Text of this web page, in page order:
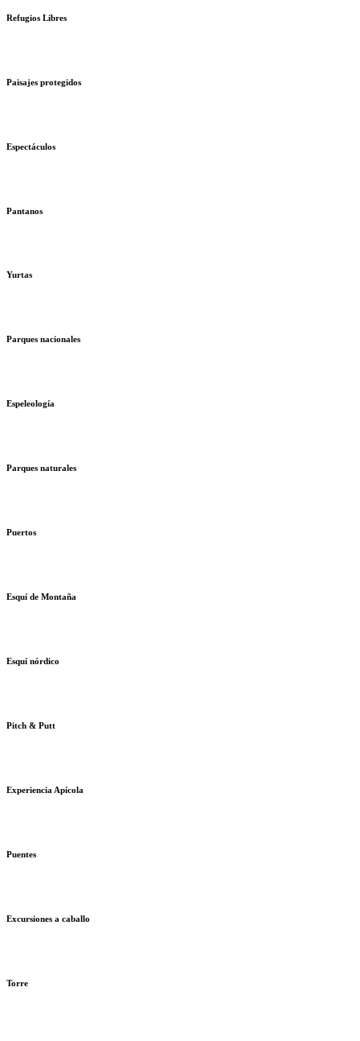
Refugios Libres
Paisajes protegidos
Espectáculos
Pantanos
Yurtas
Parques nacionales
Espeleología
Parques naturales
Puertos
Esquí de Montaña
Esquí nórdico
Pitch & Putt
Experiencia Apícola
Puentes
Excursiones a caballo
Torre